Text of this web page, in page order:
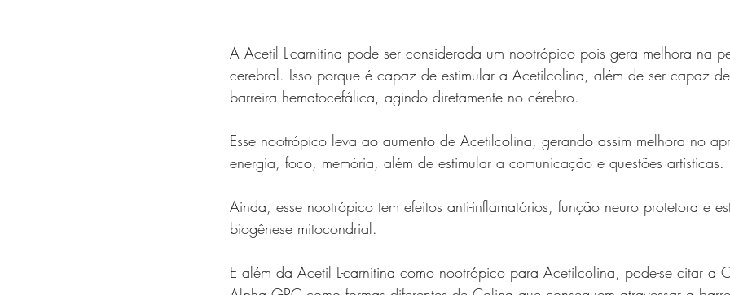
A Acetil L-carnitina pode ser considerada um nootrópico pois gera melhora na
cerebral. Isso porque é capaz de estimular a Acetilcolina, além de ser capaz
barreira hematocefálica, agindo diretamente no cérebro.
Esse nootrópico leva ao aumento de Acetilcolina, gerando assim melhora no
energia, foco, memória, além de estimular a comunicação e questões artísticas.
Ainda, esse nootrópico tem efeitos anti-inflamatórios, função neuro protetora e
biogênese mitocondrial.
E além da Acetil L-carnitina como nootrópico para Acetilcolina, pode-se citar a